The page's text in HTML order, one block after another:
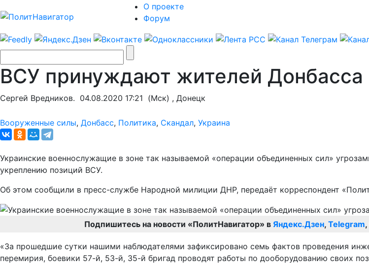
О проекте
Форум
ВСУ принуждают жителей Донбасса
Сергей Вредников. 04.08.2020 17:21 (Мск) , Донецк
Вооруженные силы, Донбасс, Политика, Скандал, Украина
Украинские военнослужащие в зоне так называемой «операции объединенных сил»
укреплению позиций ВСУ.
Об этом сообщили в пресс-службе Народной милиции ДНР, передаёт корреспондент
Подпишитесь на новости «ПолитНавигатор» в Яндекс.Дзен, Telegram,
«За прошедшие сутки нашими наблюдателями зафиксировано семь фактов проведения
перемирия, боевики 57-й, 53-й, 35-й бригад проводят работы по дооборудованию своих